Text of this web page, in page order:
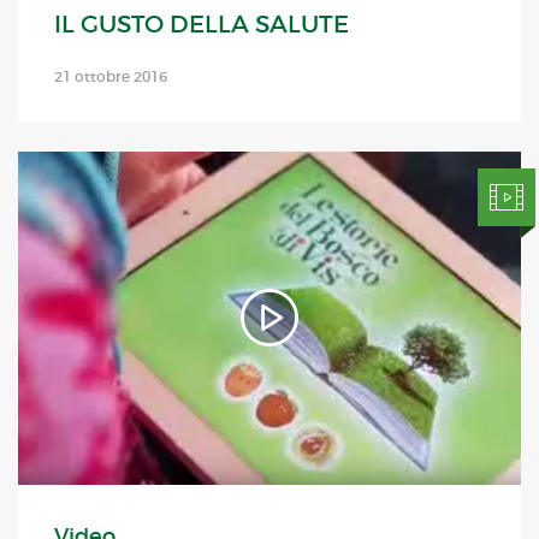
IL GUSTO DELLA SALUTE
21 ottobre 2016